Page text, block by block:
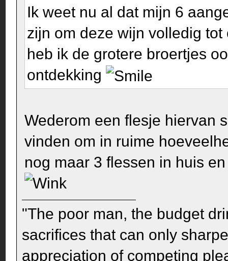
Ik weet nu al dat mijn 6
zijn om deze wijn volledig
heb ik de grotere broertjes
ontdekking
Wederom een flesje hiervan
vinden om in ruime
nog maar 3 flessen in huis
"The poor man, the budget
sacrifices that can only
appreciation of competing